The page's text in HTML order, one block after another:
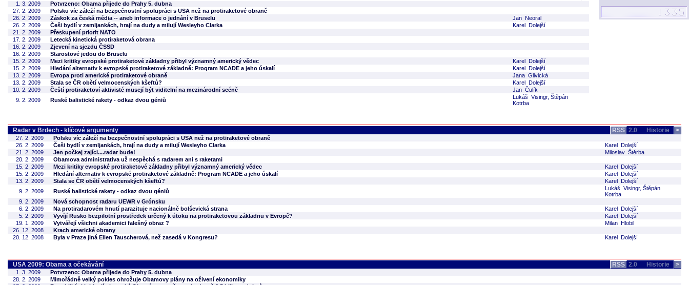
1. 3. 2009
Potvrzeno: Obama přijede do Prahy 5. dubna
27. 2. 2009
Polsku víc záleží na bezpečnostní spolupráci s USA než na protiraketové obraně
26. 2. 2009
Záskok za česká média -- aneb informace o jednání v Bruselu
Jan Neoral
26. 2. 2009
Češi bydlí v zemljankách, hrají na dudy a milují Wesleyho Clarka
Karel Dolejší
21. 2. 2009
Přeskupení priorit NATO
17. 2. 2009
Letecká kinetická protiraketová obrana
16. 2. 2009
Zjevení na sjezdu ČSSD
16. 2. 2009
Starostové jedou do Bruselu
15. 2. 2009
Mezi kritiky evropské protiraketové základny přibyl významný americký vědec
Karel Dolejší
15. 2. 2009
Hledání alternativ k evropské protiraketové základně: Program NCADE a jeho úskalí
Karel Dolejší
13. 2. 2009
Evropa proti americké protiraketové obraně
Jana Glivická
13. 2. 2009
Stala se ČR obětí velmocenských kšeftů?
Karel Dolejší
10. 2. 2009
Čeští protiraketoví aktivisté musejí být viditelní na mezinárodní scéně
Jan Čulík
9. 2. 2009
Ruské balistické rakety - odkaz dvou géniů
Lukáš Visingr, Štěpán
Kotrba
Radar v Brdech - klíčové argumenty RSS 2.0 Historie >
27. 2. 2009
Polsku víc záleží na bezpečnostní spolupráci s USA než na protiraketové obraně
26. 2. 2009
Češi bydlí v zemljankách, hrají na dudy a milují Wesleyho Clarka
Karel Dolejší
21. 2. 2009
Jen počkej zajíci....radar bude!
Miloslav Štěrba
20. 2. 2009
Obamova administrativa už nespěchá s radarem ani s raketami
15. 2. 2009
Mezi kritiky evropské protiraketové základny přibyl významný americký vědec
Karel Dolejší
15. 2. 2009
Hledání alternativ k evropské protiraketové základně: Program NCADE a jeho úskalí
Karel Dolejší
13. 2. 2009
Stala se ČR obětí velmocenských kšeftů?
Karel Dolejší
9. 2. 2009
Ruské balistické rakety - odkaz dvou géniů
Lukáš Visingr, Štěpán
Kotrba
9. 2. 2009
Nová schopnost radaru UEWR v Grónsku
6. 2. 2009
Na protiradarovém hnutí parazituje nacionálně bolševická strana
Karel Dolejší
5. 2. 2009
Vyvíjí Rusko bezpilotní prostředek určený k útoku na protiraketovou základnu v Evropě?
Karel Dolejší
19. 1. 2009
Vytvářejí všichni akademici falešný obraz ?
Milan Hlobil
26. 12. 2008
Krach americké obrany
20. 12. 2008
Byla v Praze jiná Ellen Tauscherová, než zasedá v Kongresu? Karel Dolejší
USA 2009: Obama a očekávání RSS 2.0 Historie >
1. 3. 2009
Potvrzeno: Obama přijede do Prahy 5. dubna
28. 2. 2009
Mimořádně velký pokles ohrožuje Obamovy plány na oživení ekonomiky